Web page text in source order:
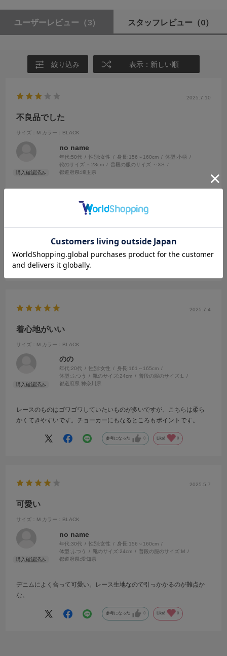
ユーザーレビュー （3） スタッフレビュー （0）
絞り込み 表示：新しい順
2025.7.10
不良品でした
サイズ：M カラー：BLACK
no name
年代:50代 性別:女性 身長:156～160cm 体型:小柄
靴のサイズ: ～23cm 普段の服のサイズ: ～XS
都道府県:埼玉県
段階で明らかにレースが足りてない部分があり、穴が開いておりまし
を買って自分でお直ししました。
商品は 高見えで素敵なので大満足です。
続きを読む
2025.7.4
着心地がいい
サイズ：M カラー：BLACK
のの
年代:20代 性別:女性 身長:161～165cm
体型: ふつう 靴のサイズ:24cm 普段の服のサイズ:L
都道府県:神奈川県
レースのものはゴワゴワしていたいものが多いですが、こちらは柔ら
かくてきやすいです。チョーカーにもなるところもポイントです。
参考になった 0 Like! 0
2025.5.7
可愛い
サイズ：M カラー：BLACK
no name
年代:30代 性別:女性 身長:156～160cm
体型: ふつう 靴のサイズ:24cm 普段の服のサイズ:M
都道府県:愛知県
デニムによく合って可愛い。レース生地なので引っかかるのが難点か
な。
参考になった 0 Like! 0